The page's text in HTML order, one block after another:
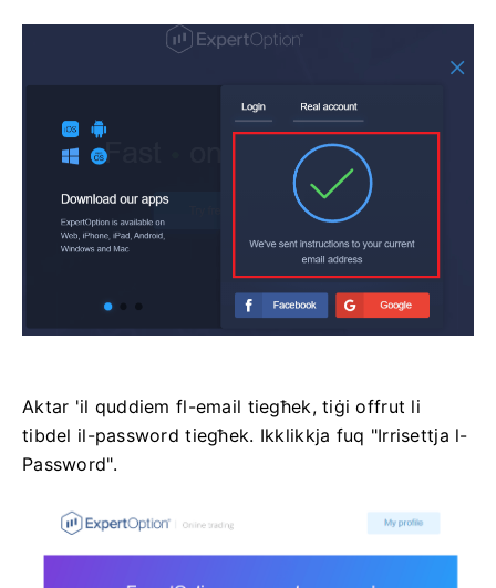
Aktar 'il quddiem fl-email tiegħek, tiġi offrut li
tibdel il-password tiegħek. Ikklikkja fuq "Irrisettja l-
Password".